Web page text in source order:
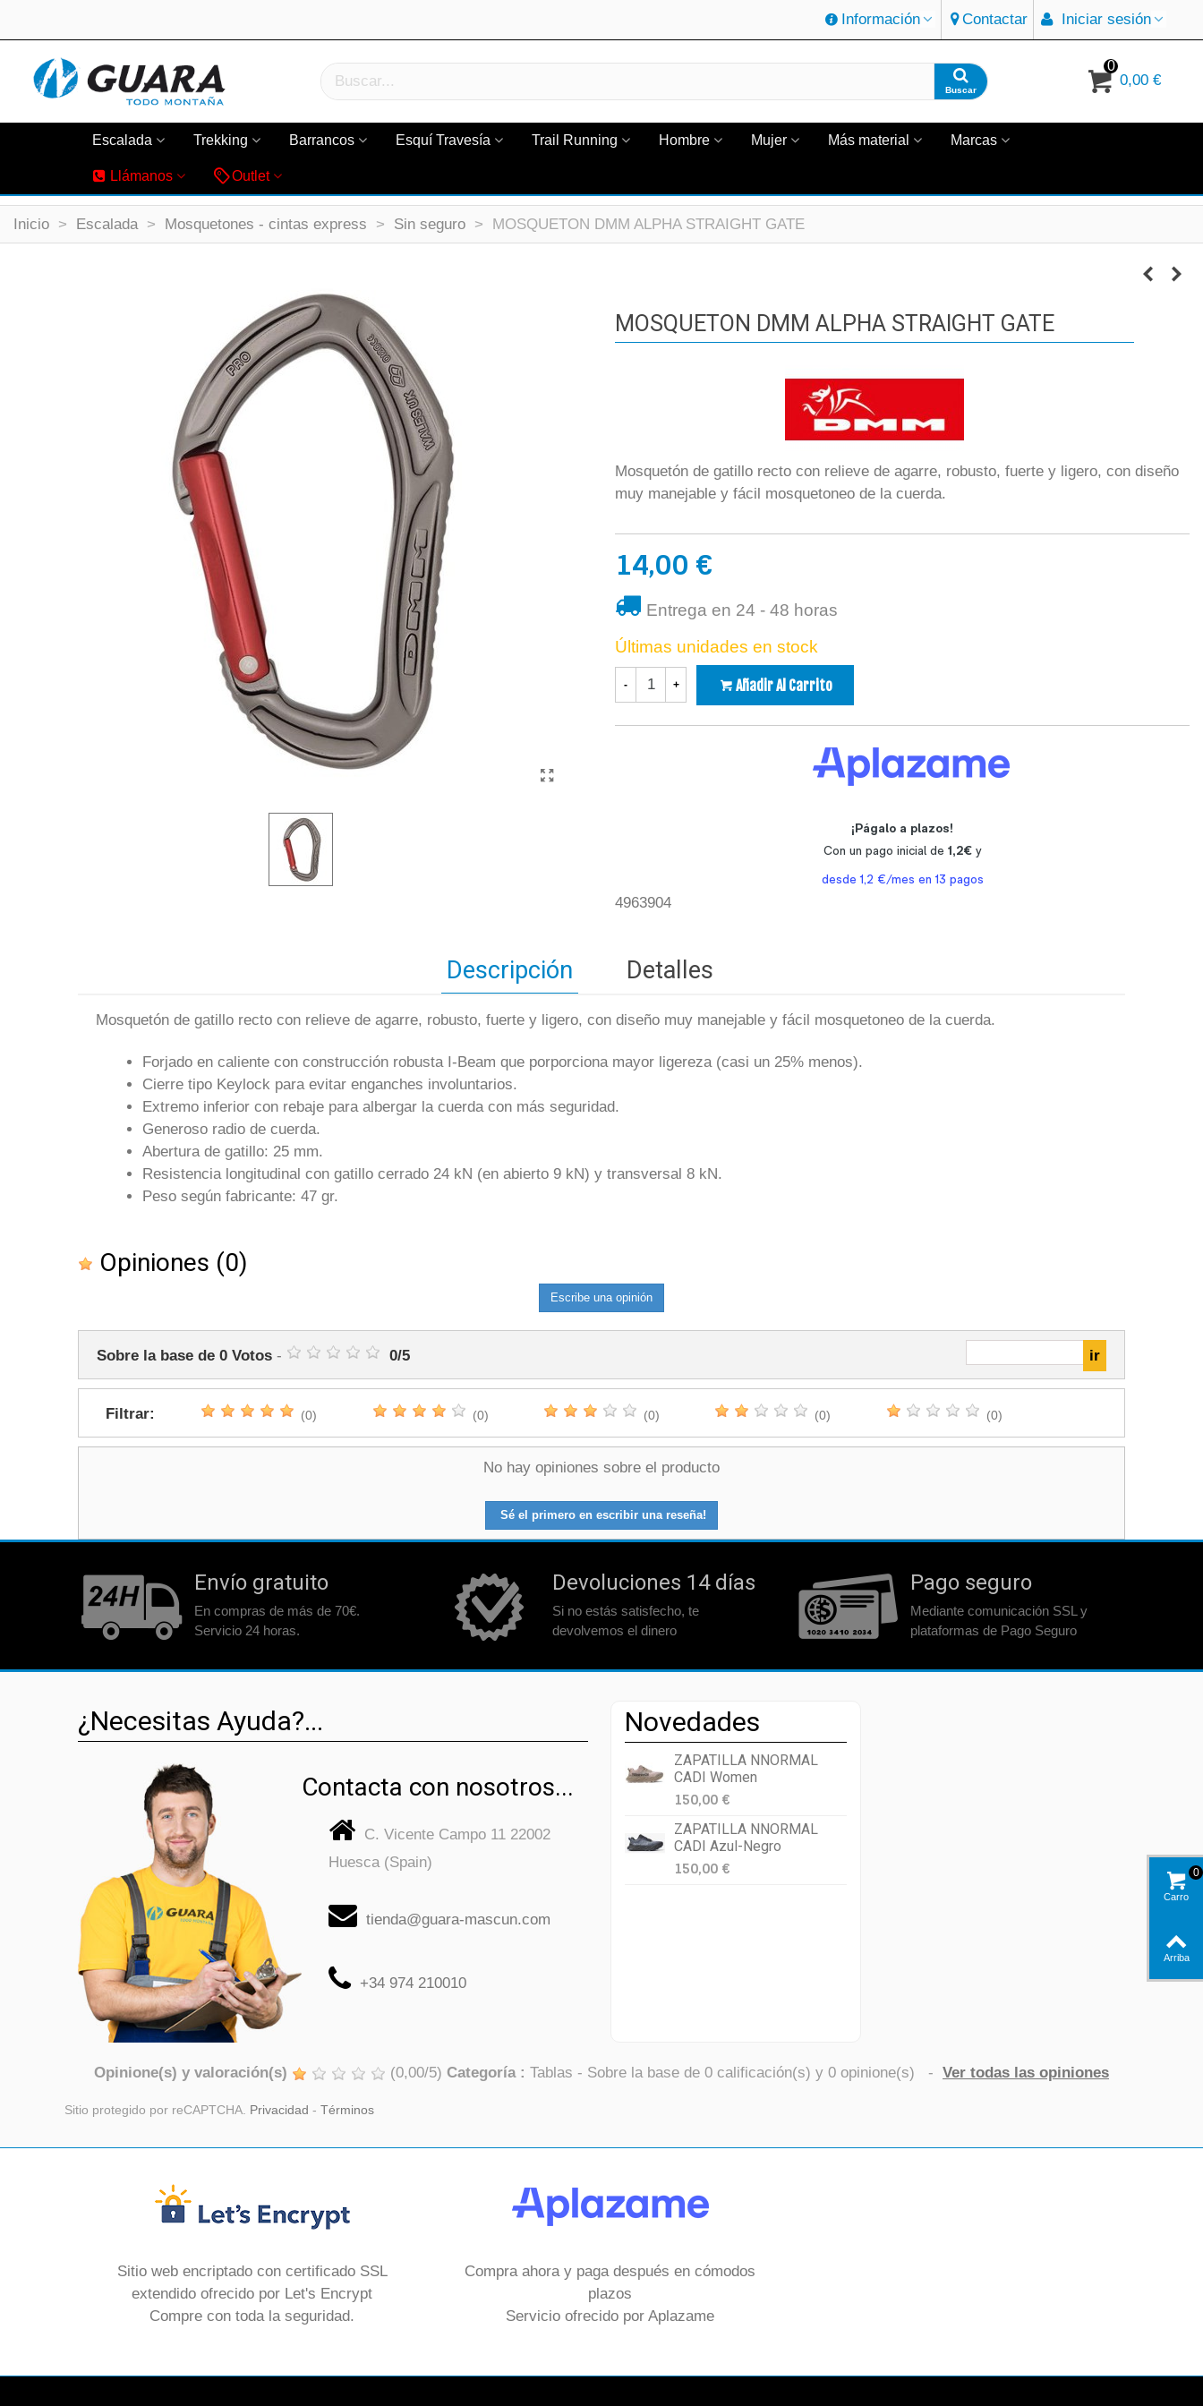
Información Contactar Iniciar sesión
Buscar
0
0,00 €
Escalada Trekking Barrancos Esquí Travesía Trail Running Hombre Mujer Más material Marcas
Llámanos Outlet
Inicio > Escalada > Mosquetones - cintas express > Sin seguro > MOSQUETON DMM ALPHA STRAIGHT GATE
MOSQUETON DMM ALPHA STRAIGHT GATE
Mosquetón de gatillo recto con relieve de agarre, robusto, fuerte y ligero, con diseño
muy manejable y fácil mosquetoneo de la cuerda.
14,00 €
Entrega en 24 - 48 horas
Últimas unidades en stock
- + Añadir Al Carrito
4963904
Descripción Detalles
Mosquetón de gatillo recto con relieve de agarre, robusto, fuerte y ligero, con diseño muy manejable y fácil mosquetoneo de la cuerda.
Forjado en caliente con construcción robusta I-Beam que porporciona mayor ligereza (casi un 25% menos).
Cierre tipo Keylock para evitar enganches involuntarios.
Extremo inferior con rebaje para albergar la cuerda con más seguridad.
Generoso radio de cuerda.
Abertura de gatillo: 25 mm.
Resistencia longitudinal con gatillo cerrado 24 kN (en abierto 9 kN) y transversal 8 kN.
Peso según fabricante: 47 gr.
Opiniones (0)
Escribe una opinión
Sobre la base de 0 Votos - 0/5
Filtrar: (0) (0) (0) (0) (0)
No hay opiniones sobre el producto
Sé el primero en escribir una reseña!
Envío gratuito
En compras de más de 70€.
Servicio 24 horas.
Devoluciones 14 días
Si no estás satisfecho, te
devolvemos el dinero
Pago seguro
Mediante comunicación SSL y
plataformas de Pago Seguro
¿Necesitas Ayuda?...
Contacta con nosotros...
C. Vicente Campo 11 22002
Huesca (Spain)
tienda@guara-mascun.com
+34 974 210010
Novedades
ZAPATILLA NNORMAL
CADI Women
150,00 €
ZAPATILLA NNORMAL
CADI Azul-Negro
150,00 €
Opinione(s) y valoración(s) (0,00/5) Categoría : Tablas - Sobre la base de 0 calificación(s) y 0 opinione(s) - Ver todas las opiniones
Sitio protegido por reCAPTCHA. Privacidad - Términos
Sitio web encriptado con certificado SSL
extendido ofrecido por Let's Encrypt
Compre con toda la seguridad.
Compra ahora y paga después en cómodos
plazos
Servicio ofrecido por Aplazame
Carro
0
Arriba